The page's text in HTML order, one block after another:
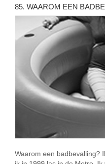
85. WAAROM EEN
Waarom een badbevalling?